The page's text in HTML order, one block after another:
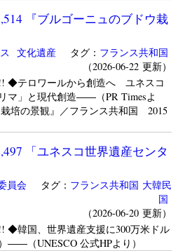
『ブルゴーニュのブドウ栽
文化遺産タグ： フランス共和国
（2026-06-22 更新）
◆テロワールから創造へ ユネスコ
マ」と現代創造――（PR Timesよ
培の景観』／フランス共和国 2015
「ユネスコ世界遺産センタ
員会タグ： フランス共和国 大韓民
国
（2026-06-20 更新）
◆韓国、世界遺産支援に300万米ドル
――（UNESCO 公式HPより）